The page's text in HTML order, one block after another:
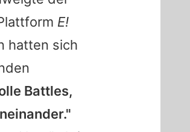
E!
hatten sich
Battles,